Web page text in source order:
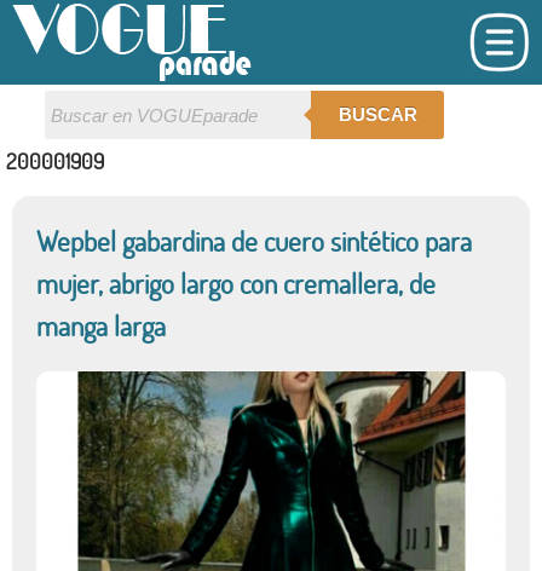
BUSCAR
200001909
Wepbel gabardina de cuero sintético para
mujer, abrigo largo con cremallera, de
manga larga